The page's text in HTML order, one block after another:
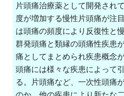
片頭痛治療薬として開発され
度が増加する慢性片頭痛が注
は頭痛の頻度により反復性と
群発頭痛と類縁の頭痛性疾患
痛としてまとめられ疾患概念
頭痛には様々な疾患によって
る。片頭痛など、一次性頭痛